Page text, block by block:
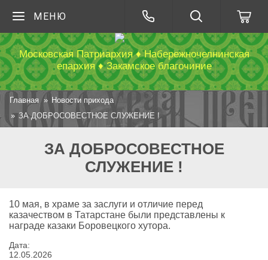
МЕНЮ
Московская Патриархия ♦ Набережночелнинская
епархия ♦ Закамское благочиние
Главная
Новости прихода
ЗА ДОБРОСОВЕСТНОЕ СЛУЖЕНИЕ !
ЗА ДОБРОСОВЕСТНОЕ
СЛУЖЕНИЕ !
10 мая, в храме за заслуги и отличие перед
казачеством в Татарстане были представлены к
награде казаки Боровецкого хутора.
Дата:
12 05 2026